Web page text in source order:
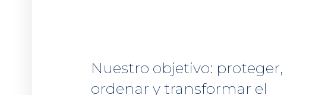
Nuestro objetivo: proteger,
ordenar y transformar el